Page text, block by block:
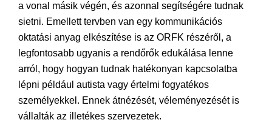
a vonal másik végén, és azonnal segítségére tudnak
sietni. Emellett tervben van egy kommunikációs
oktatási anyag elkészítése is az ORFK részéről, a
legfontosabb ugyanis a rendőrők edukálása lenne
arról, hogy hogyan tudnak hatékonyan kapcsolatba
lépni például autista vagy értelmi fogyatékos
személyekkel. Ennek átnézését, véleményezését is
vállalták az illetékes szervezetek.